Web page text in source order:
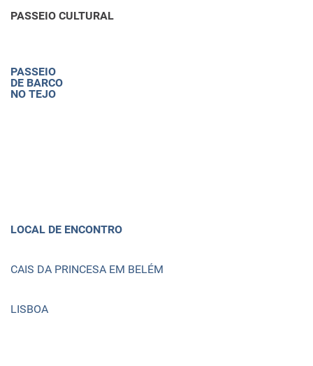
PASSEIO CULTURAL
PASSEIO
DE BARCO
NO TEJO
LOCAL DE ENCONTRO
CAIS DA PRINCESA EM BELÉM
LISBOA